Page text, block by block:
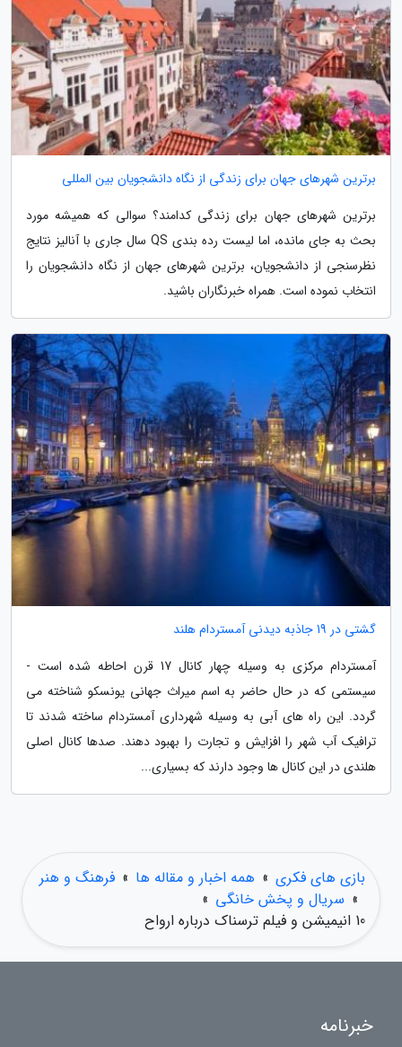
برترین شهرهای جهان برای زندگی از نگاه دانشجویان بین المللی
برترین شهرهای جهان برای زندگی کدامند؟ سوالی که همیشه مورد
بحث به جای مانده، اما لیست رده بندی QS سال جاری با آنالیز نتایج
نظرسنجی از دانشجویان، برترین شهرهای جهان از نگاه دانشجویان را
انتخاب نموده است. همراه خبرنگاران باشید.
گشتی در 19 جاذبه دیدنی آمستردام هلند
آمستردام مرکزی به وسیله چهار کانال 17 قرن احاطه شده است -
سیستمی که در حال حاضر به اسم میراث جهانی یونسکو شناخته می
گردد. این راه های آبی به وسیله شهرداری آمستردام ساخته شدند تا
ترافیک آب شهر را افزایش و تجارت را بهبود دهند. صدها کانال اصلی
هلندی در این کانال ها وجود دارند که بسیاری...
بازی های فکری » همه اخبار و مقاله ها » فرهنگ و هنر
» سریال و پخش خانگی »
10 انیمیشن و فیلم ترسناک درباره ارواح
خبرنامه